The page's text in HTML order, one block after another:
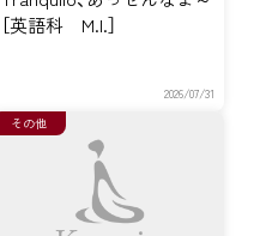
［英語科 M.I.］
2026/07/31
その他